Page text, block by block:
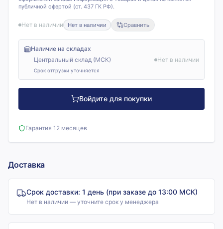
публичной офертой (ст. 437 ГК РФ).
Нет в наличии Нет в наличии Сравнить
Наличие на складах
Центральный склад (МСК)
Нет в наличии
Срок отгрузки уточняется
Войдите для покупки
Гарантия 12 месяцев
Доставка
Срок доставки: 1 день (при заказе до 13:00 МСК)
Нет в наличии — уточните срок у менеджера